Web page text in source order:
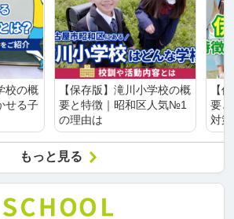
校の概
せる子
【保存版】滝川小学校の概
要と特徴｜昭和区人気№1
の理由は
【
要
対
もっと見る